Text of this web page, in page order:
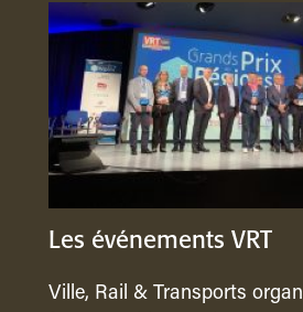
Les événements VRT
Ville, Rail & Transports